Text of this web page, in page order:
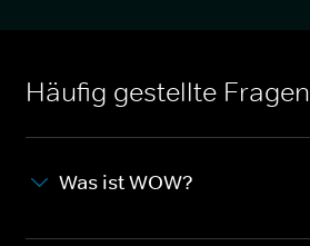
Häufig gestellte Fragen
Was ist WOW?